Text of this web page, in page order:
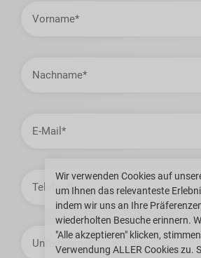
Mail-
Adresse
Unternehmen
Wir verwenden Cookies auf
um Ihnen das relevanteste
indem wir uns an Ihre
wiederholten Besuche erinnern.
"Alle akzeptieren" klicken,
Verwendung ALLER Cookies zu.